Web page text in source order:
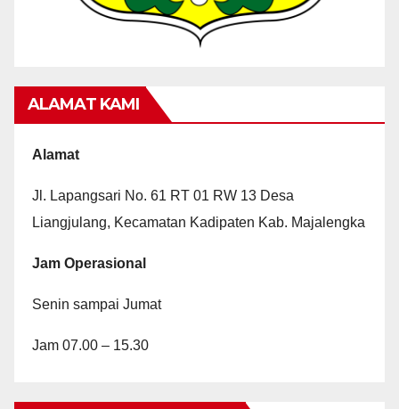
ALAMAT KAMI
Alamat
Jl. Lapangsari No. 61 RT 01 RW 13 Desa
Liangjulang, Kecamatan Kadipaten Kab. Majalengka
Jam Operasional
Senin sampai Jumat
Jam 07.00 – 15.30